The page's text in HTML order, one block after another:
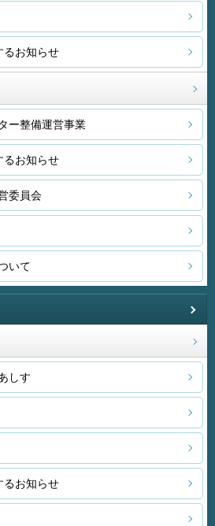
るお知らせ
ー整備運営事業
るお知らせ
委員会
いて
しす
るお知らせ